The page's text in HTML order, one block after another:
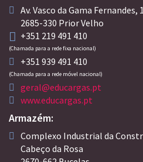
Av. Vasco da Gama Fernandes,
2685-330 Prior Velho
+351 219 491 410
(Chamada para a rede fixa nacional)
+351 939 491 410
(Chamada para a rede móvel nacional)
geral@educargas.pt
www.educargas.pt
Armazém:
Complexo Industrial da
Cabeço da Rosa